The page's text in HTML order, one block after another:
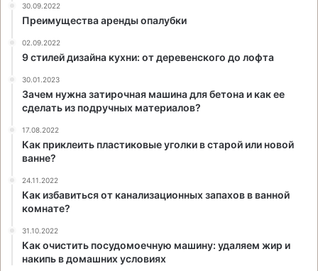
30.09.2022
Преимущества аренды опалубки
02.09.2022
9 стилей дизайна кухни: от деревенского до лофта
30.01.2023
Зачем нужна затирочная машина для бетона и как ее
сделать из подручных материалов?
17.08.2022
Как приклеить пластиковые уголки в старой или новой
ванне?
24.11.2022
Как избавиться от канализационных запахов в ванной
комнате?
31.10.2022
Как очистить посудомоечную машину: удаляем жир и
накипь в домашних условиях